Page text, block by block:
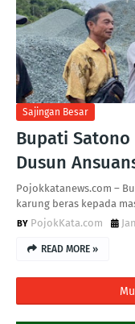
Sajingan Besar
Bupati
Dusun
Pojokkatanews.com –
karung beras kepada
PojokKata.com
READ MORE »